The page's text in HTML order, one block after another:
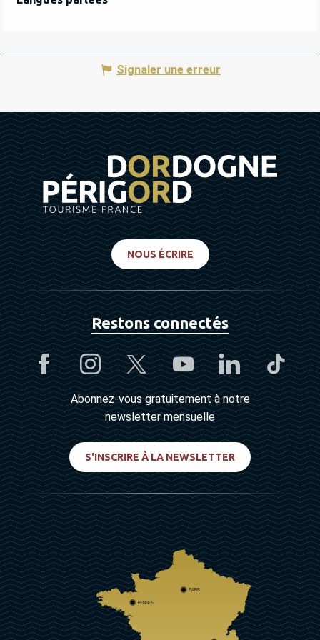
Signaler une erreur
NOUS ÉCRIRE
Restons connectés
Abonnez-vous gratuitement à notre
newsletter mensuelle
S'INSCRIRE À LA NEWSLETTER
PARIS
RENNES